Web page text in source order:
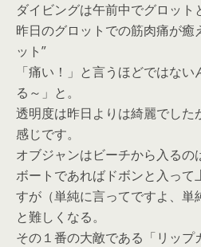
ダイビングは午前中でグロット
昨日のグロットでの筋肉痛が癒
ット”
「痛い！」と言うほどではな
る～」と。
透明度は昨日よりは綺麗でした
感じです。
オブジャンはビーチから入るの
ボートであればドボンと入って
すが（単純に言ってですよ、単
と難しくなる。
その１番の大敵である「リップ